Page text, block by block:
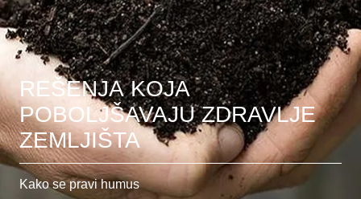
REŠENJA KOJA
POBOLJŠAVAJU ZDRAVLJE
ZEMLJIŠTA
Kako se pravi humus